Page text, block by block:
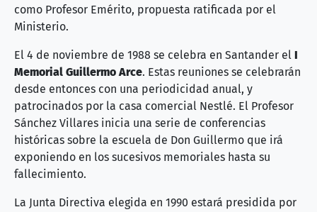
como Profesor Emérito, propuesta ratificada por el
Ministerio.
El 4 de noviembre de 1988 se celebra en Santander el I
Memorial Guillermo Arce. Estas reuniones se celebrarán
desde entonces con una periodicidad anual, y
patrocinados por la casa comercial Nestlé. El Profesor
Sánchez Villares inicia una serie de conferencias
históricas sobre la escuela de Don Guillermo que irá
exponiendo en los sucesivos memoriales hasta su
fallecimiento.
La Junta Directiva elegida en 1990 estará presidida por